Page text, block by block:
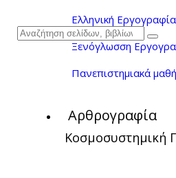
Ελληνική Εργογραφία
Ξενόγλωσση
Πανεπιστημιακά
Αρθρογραφία
Κοσμοσυστημική